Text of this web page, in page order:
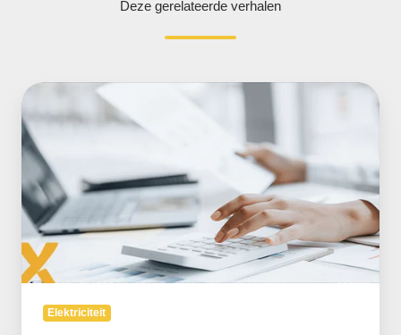
Deze gerelateerde verhalen
Wat
kun
je
zelf
doen
om
een
overschrijding
van
het
gecontracteerd
vermogen
voorkomen?
Elektriciteit